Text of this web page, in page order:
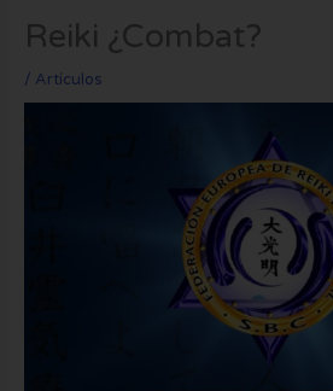
Reiki ¿Combat?
/ Artículos